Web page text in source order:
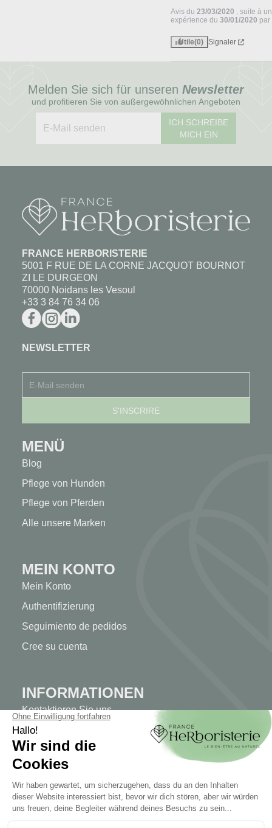
Avis du23/03/2020 , suite à
expérience du30/01/2020 par
Utile(0) Signaler
Melden Sie sich für unseren Newsletter
und profitieren Sie von außergewöhnlichen Angeboten
ICH SCHREIBE
MICH EIN
FRANCE HERBORISTERIE
5001 F RUE DE LA CORNE JACQUOT BOURNOT
ZI LE DURGEON
70000 Noidans les Vesoul
+33 3 84 76 34 06
NEWSLETTER
MENÜ
Blog
Pflege von Hunden
Pflege von Pferden
Alle unsere Marken
MEIN KONTO
Mein Konto
Authentifizierung
Seguimiento de pedidos
Cree su cuenta
INFORMATIONEN
Kontaktieren Sie uns
Sitemap
Unser Kräuterladen
Lieferung
Sicheres Bezahlen